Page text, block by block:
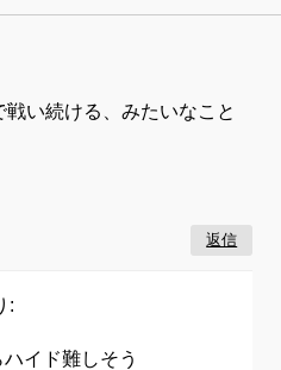
い続ける、みたいなこと
返信
:
イド難しそう